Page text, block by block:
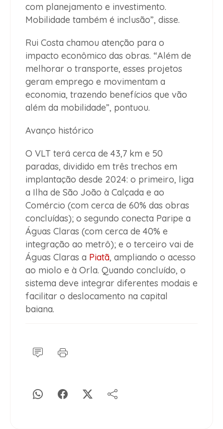
com planejamento e investimento.
Mobilidade também é inclusão”, disse.
Rui Costa chamou atenção para o
impacto econômico das obras. “Além de
melhorar o transporte, esses projetos
geram emprego e movimentam a
economia, trazendo benefícios que vão
além da mobilidade”, pontuou.
Avanço histórico
O VLT terá cerca de 43,7 km e 50
paradas, dividido em três trechos em
implantação desde 2024: o primeiro, liga
a Ilha de São João à Calçada e ao
Comércio (com cerca de 60% das obras
concluídas); o segundo conecta Paripe a
Águas Claras (com cerca de 40% e
integração ao metrô); e o terceiro vai de
Águas Claras a Piatã, ampliando o acesso
ao miolo e à Orla. Quando concluído, o
sistema deve integrar diferentes modais e
facilitar o deslocamento na capital
baiana.